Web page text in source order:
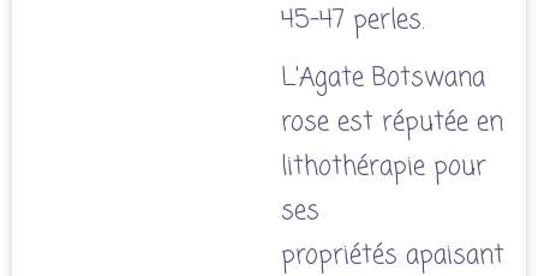
45-47 perles.
L'Agate Botswana
rose est réputée en
lithothérapie pour
ses
propriétés apaisant